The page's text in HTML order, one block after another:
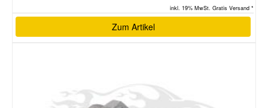
inkl. 19% MwSt. Gratis Versand *
Zum Artikel